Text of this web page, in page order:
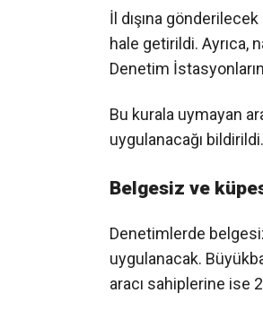
İl dışına
hale getirildi. Ayrıca,
Denetim
Bu kurala uymayan
uygulanacağı bildirildi.
Belgesiz ve
Denetimlerde
uygulanacak.
aracı sahiplerine ise